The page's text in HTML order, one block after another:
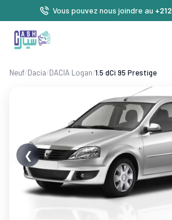
Vous pouvez nous joindre au
Neuf/Dacia/DACIA Logan/1.5 dCi 95 Prestige
❮